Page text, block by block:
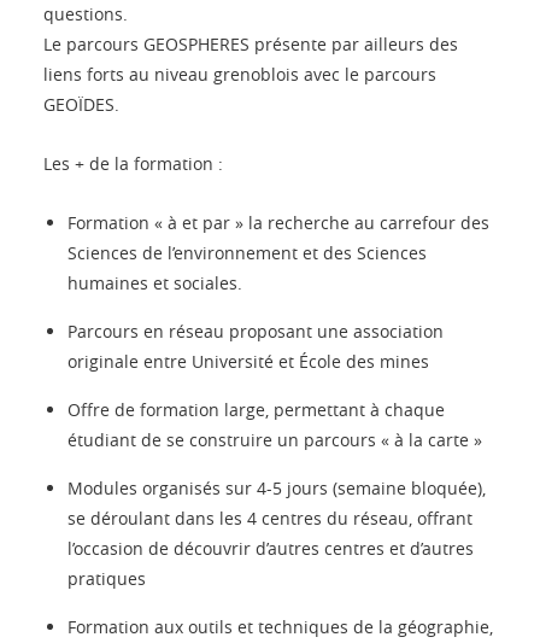
questions.
Le parcours GEOSPHERES présente par ailleurs des
liens forts au niveau grenoblois avec le parcours
GEOÏDES.
Les + de la formation :
Formation « à et par » la recherche au carrefour des
Sciences de l’environnement et des Sciences
humaines et sociales.
Parcours en réseau proposant une association
originale entre Université et École des mines
Offre de formation large, permettant à chaque
étudiant de se construire un parcours « à la carte »
Modules organisés sur 4-5 jours (semaine bloquée),
se déroulant dans les 4 centres du réseau, offrant
l’occasion de découvrir d’autres centres et d’autres
pratiques
Formation aux outils et techniques de la géographie,